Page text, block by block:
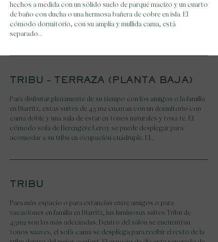
hechos a medida con un sólido suelo de parqué macizo y un cuarto
de baño con ducha o una hermosa bañera de cobre en isla. El
cómodo dormitorio, con su amplia y mullida cama, está
separado…
TRIBU – TERRAZA (PLANTA BAJA)
Para disfrutar plenamente de su tiempo con los amigos o la familia
en Biarritz, estas suites de 43 m2 cuentan con un dormitorio con
cama doble y una sala de estar en tonos naturales y rosa té. El
cómodo sofá de Berengère Leroy se puede desplegar para
acomodar a su tribu en ocupación cuádruple. El…
TRIBU
Para más espacio o para estancias entre amigos o para
vacaciones en familia en Biarritz, las luminosas suites Tribu de
43m2 son las más adecuadas. Dentro del salon se encuentran
tonos suaves, el sofá-cama se despliega para recibir el resto de la